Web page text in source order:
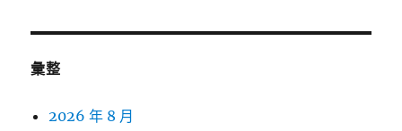
彙整
2026 年 8 月